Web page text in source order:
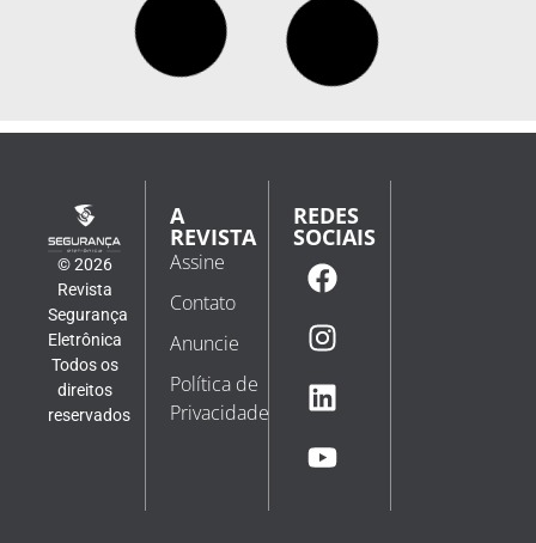
© 2026
Revista
Segurança
Eletrônica
Todos os
direitos
reservados
A
REVISTA
Assine
Contato
Anuncie
Política de
Privacidade
REDES
SOCIAIS